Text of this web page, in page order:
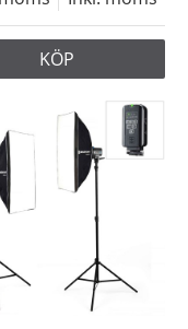
KÖP